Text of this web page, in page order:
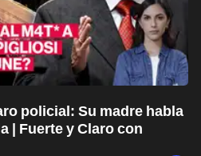
policial: Su madre habla
| Fuerte y Claro con